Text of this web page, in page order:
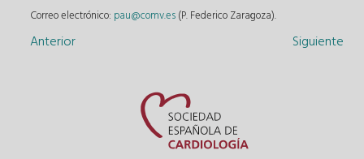
Correo electrónico: pau@comv.es(P. Federico Zaragoza).
Anterior Siguiente